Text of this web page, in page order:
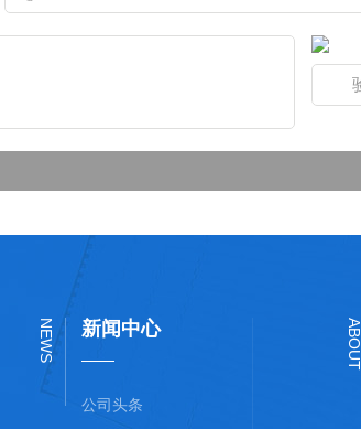
NEWS 新闻中心
公司头条
ABOUT